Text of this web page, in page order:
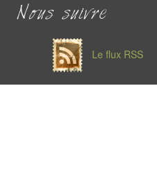
Nous suivre
Le flux RSS